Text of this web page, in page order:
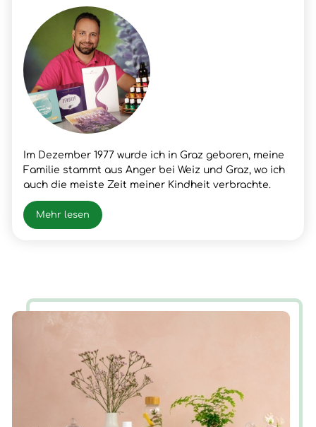
Im Dezember 1977 wurde ich in Graz geboren, meine
Familie stammt aus Anger bei Weiz und Graz, wo ich
auch die meiste Zeit meiner Kindheit verbrachte.
Nach meinem Schulabschluss lernte ich den Beruf
meines Vaters, Fleischer, wo ich dann auch die
Gesellen- und Meister Prüfung positiv absolvierte.
brachte. Nun ist die Zeit gekommen, wieder AUF ZU
Mehr lesen